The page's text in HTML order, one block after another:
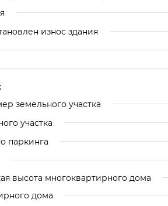
износ здания
земельного участка
участка
паркинга
высота многоквартирного дома
дома